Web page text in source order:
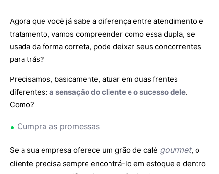
Agora que você já sabe a diferença entre atendimento e
tratamento, vamos compreender como essa dupla, se
usada da forma correta, pode deixar seus concorrentes
para trás?
Precisamos, basicamente, atuar em duas frentes
diferentes: a sensação do cliente e o sucesso dele.
Como?
Cumpra as promessas
Se a sua empresa oferece um grão de café gourmet, o
cliente precisa sempre encontrá-lo em estoque e dentro